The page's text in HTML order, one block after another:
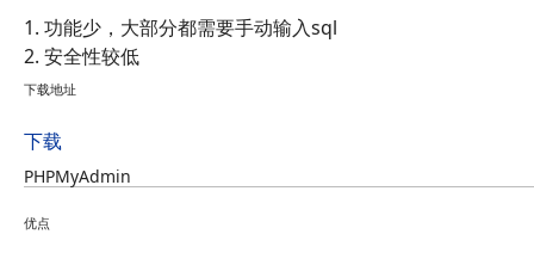
1. 功能少，大部分都需要手动输入sql
2. 安全性较低
下载地址
下载
PHPMyAdmin
优点